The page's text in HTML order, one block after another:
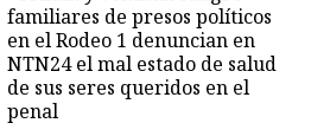
familiares de presos políticos
en el Rodeo 1 denuncian en
NTN24 el mal estado de salud
de sus seres queridos en el
penal